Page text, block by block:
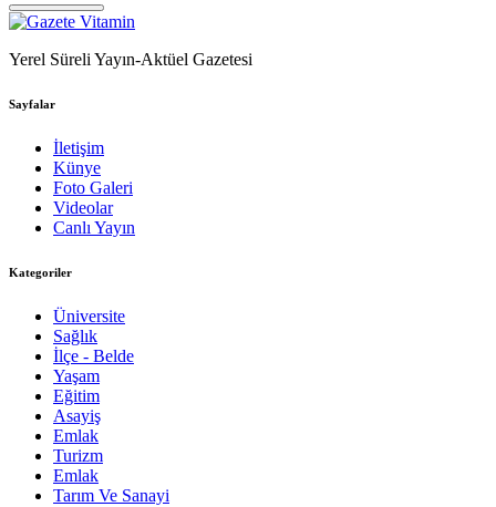
Yerel Süreli Yayın-Aktüel Gazetesi
Sayfalar
İletişim
Künye
Foto Galeri
Videolar
Canlı Yayın
Kategoriler
Üniversite
Sağlık
İlçe - Belde
Yaşam
Eğitim
Asayiş
Emlak
Turizm
Emlak
Tarım Ve Sanayi